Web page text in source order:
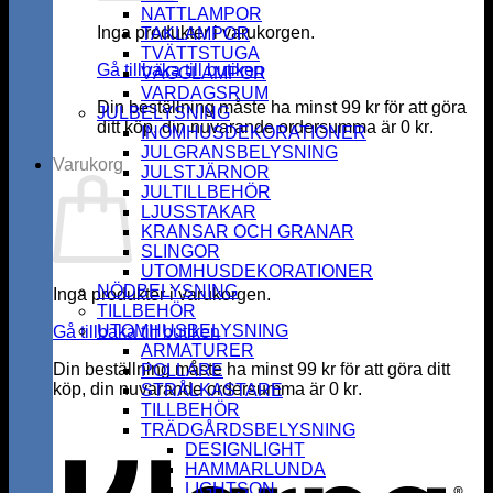
Inga produkter i varukorgen.
Gå tillbaka till butiken
Din beställning måste ha minst99 kr för att göra
ditt köp, din nuvarande ordersumma är 0 kr.
Varukorg
Inga produkter i varukorgen.
Gå tillbaka till butiken
Din beställning måste ha minst99 kr för att göra ditt
köp, din nuvarande ordersumma är 0 kr.
NATTLAMPOR
TAKLAMPOR
TVÄTTSTUGA
VÄGGLAMPOR
VARDAGSRUM
JULBELYSNING
INOMHUSDEKORATIONER
JULGRANSBELYSNING
JULSTJÄRNOR
JULTILLBEHÖR
LJUSSTAKAR
KRANSAR OCH GRANAR
SLINGOR
UTOMHUSDEKORATIONER
NÖDBELYSNING
TILLBEHÖR
UTOMHUSBELYSNING
ARMATURER
POLLARE
STRÅLKASTARE
TILLBEHÖR
TRÄDGÅRDSBELYSNING
DESIGNLIGHT
HAMMARLUNDA
LIGHTSON